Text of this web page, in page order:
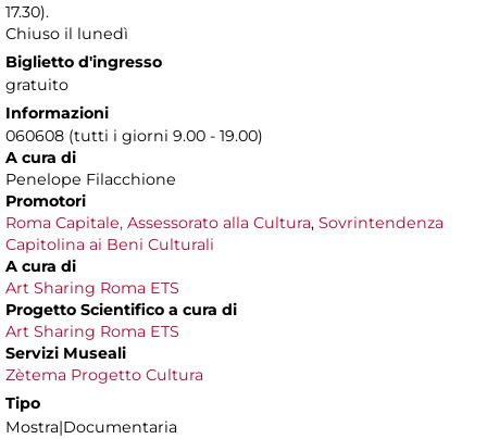
17.30).
Chiuso il lunedì
Biglietto d'ingresso
gratuito
Informazioni
060608 (tutti i giorni 9.00 - 19.00)
A cura di
Penelope Filacchione
Promotori
Roma Capitale, Assessorato alla Cultura, Sovrintendenza
Capitolina ai Beni Culturali
A cura di
Art Sharing Roma ETS
Progetto Scientifico a cura di
Art Sharing Roma ETS
Servizi Museali
Zètema Progetto Cultura
Tipo
Mostra|Documentaria